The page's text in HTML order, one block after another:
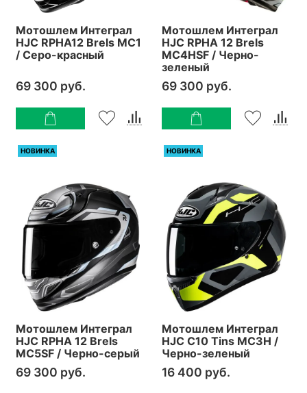
Мотошлем Интеграл
HJC RPHA12 Brels MC1
/ Серо-красный
69 300 руб.
Мотошлем Интеграл
HJC RPHA 12 Brels
MC4HSF / Черно-
зеленый
69 300 руб.
НОВИНКА
Мотошлем Интеграл
HJC RPHA 12 Brels
MC5SF / Черно-серый
69 300 руб.
НОВИНКА
Мотошлем Интеграл
HJC C10 Tins MC3H /
Черно-зеленый
16 400 руб.